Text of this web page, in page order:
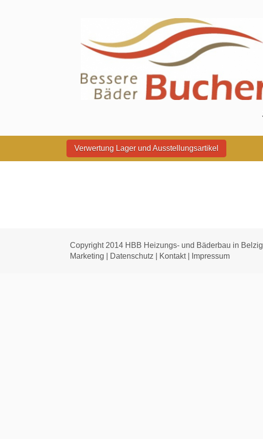
Jetzt Gratis-Beratung
Verwertung Lager und Ausstellungsartikel
Copyright 2014 HBB Heizungs- und Bäderbau in
Marketing |
Datenschutz Kontakt| Impressum